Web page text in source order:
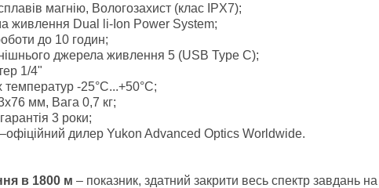
магнію, Вологозахист (клас IPХ7);
живлення Dual li-Ion Power System;
до 10 годин;
джерела живлення 5 (USB Type C);
1/4"
температур -25°C...+50°С;
мм, Вага 0,7 кг;
3 роки;
дилер Yukon Advanced Optics Worldwide.
в 1800 м – показник, здатний закрити весь спектр завдань